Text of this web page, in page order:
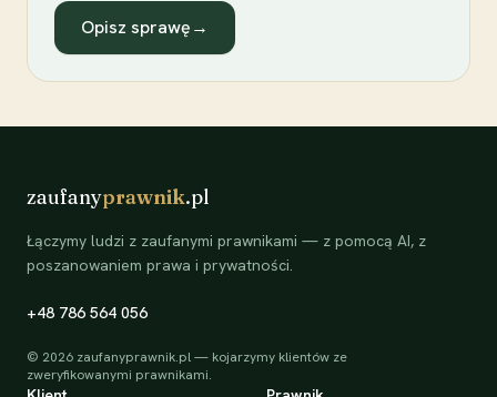
Opisz sprawę→
zaufanyprawnik.pl
Łączymy ludzi z zaufanymi prawnikami — z pomocą AI, z
poszanowaniem prawa i prywatności.
+48 786 564 056
© 2026 zaufanyprawnik.pl — kojarzymy klientów ze
zweryfikowanymi prawnikami.